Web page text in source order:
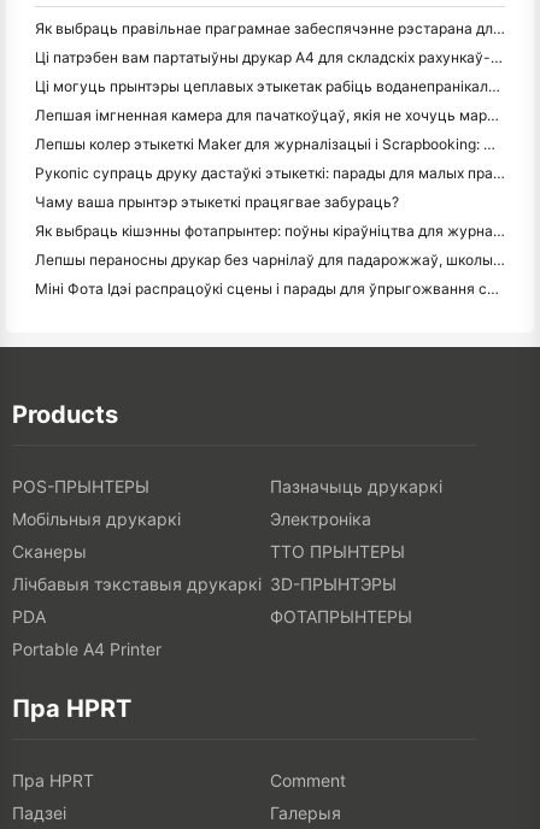
Як выбраць правільнае праграмнае забеспячэнне рэстарана для вашага маленькага або сярэдняга рэстарана
Ці патрэбен вам партатыўны друкар A4 для складскіх рахункаў-фактур? Што на самай справе працуе
Ці могуць прынтэры цеплавых этыкетак рабіць воданепранікальныя этыкеткі для прадуктаў малога бізнесу?
Лепшая імгненная камера для пачаткоўцаў, якія не хочуць марнаваць паперу
Лепшы колер этыкеткі Maker для журналізацыі і Scrapbooking: Дадаць больш колеру на кожную старонку
Рукопіс супраць друку дастаўкі этыкеткі: парады для малых прадпрыемстваў у 2026 годзе
Чаму ваша прынтэр этыкеткі працягвае забураць?
Як выбраць кішэнны фотапрынтер: поўны кіраўніцтва для журналістаў, падарожжаў і карыстальнікаў iPhone
Лепшы пераносны друкар без чарнілаў для падарожжаў, школы і мабільнай працы: Hanin MT620 Pro Review
Міні Фота Ідэі распрацоўкі сцены і парады для ўпрыгожвання спальні і спальні
Products
POS-ПРЫНТЕРЫ
Пазначыць друкаркі
Мобільныя друкаркі
Электроніка
Сканеры
ТТО ПРЫНТЕРЫ
Лічбавыя тэкставыя друкаркі 3D-ПРЫНТЭРЫ
PDA
ФОТАПРЫНТЕРЫ
Portable A4 Printer
Пра HPRT
Пра HPRT
Comment
Падзеі
Галерыя